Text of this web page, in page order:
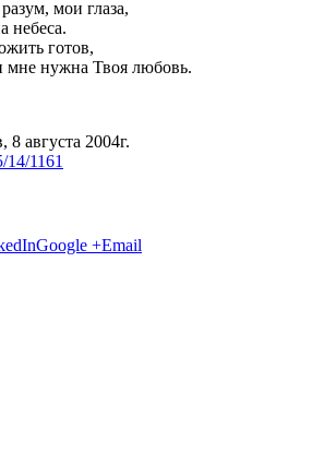
мои глаза,
небеса.
готов,
мне нужна Твоя любовь.
августа 2004г.
14/1161
Google +Email